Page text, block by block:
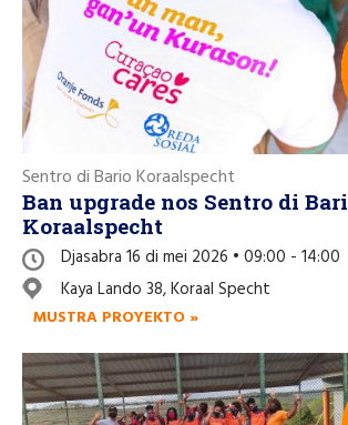
Sentro di Bario Koraalspecht
Ban upgrade nos Sentro di
Koraalspecht
Djasabra 16 di mei 2026 • 09:00 - 14:00
Kaya Lando 38, Koraal Specht
MUSTRA PROYEKTO »